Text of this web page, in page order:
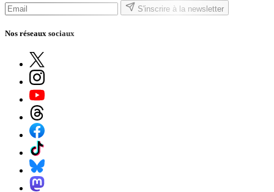
S'inscrire à la newsletter
Nos réseaux sociaux